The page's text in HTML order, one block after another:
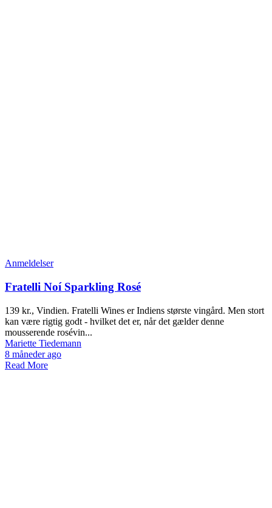
Anmeldelser
Fratelli Noí Sparkling Rosé
139 kr., Vindien. Fratelli Wines er Indiens største vingård. Men stort
kan være rigtig godt - hvilket det er, når det gælder denne
mousserende rosévin...
Mariette Tiedemann
8 måneder ago
Read More